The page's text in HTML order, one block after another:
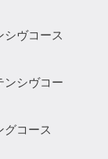
シヴコース
ンシヴコー
グコース